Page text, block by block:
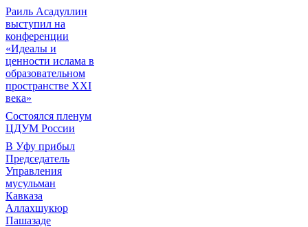
Раиль Асадуллин
выступил на
конференции
«Идеалы и
ценности ислама в
образовательном
пространстве XXI
века»
Состоялся пленум
ЦДУМ России
В Уфу прибыл
Председатель
Управления
мусульман
Кавказа
Аллахшукюр
Пашазаде